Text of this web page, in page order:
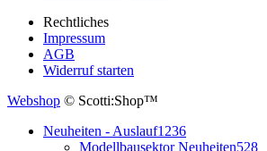
Rechtliches
Impressum
AGB
Widerruf starten
Webshop © Scotti:Shop™
Neuheiten - Auslauf1236
Modellbausektor Neuheiten528